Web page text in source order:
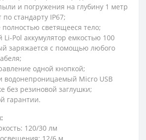
и погружения на глубину 1 метр
стандарту IP67;
полностью светящееся тело;
Li-Pol аккумулятор емкостью 100
заряжается с помощью любого
одной кнопкой;
водонепроницаемый Micro USB
без резиновой заглушки;
гарантии.
120/30 лм